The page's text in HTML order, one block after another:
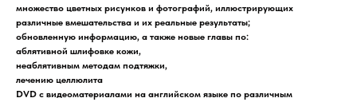
множество цветных рисунков и фотографий, иллюстрирующих
различные вмешательства и их реальные результаты;
обновленную информацию, а также новые главы по:
аблятивной шлифовке кожи,
неаблятивным методам подтяжки,
лечению целлюлита
DVD с видеоматериалами на английском языке по различным